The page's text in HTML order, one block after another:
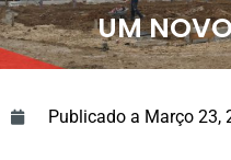
UM
Publicado a Março 23,